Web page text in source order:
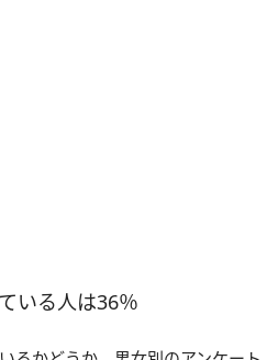
いる人は36％